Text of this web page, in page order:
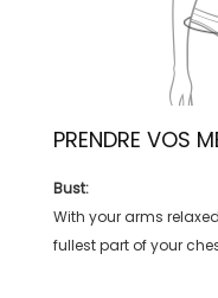
PRENDRE VOS
Bust:
With your arms
fullest part of your